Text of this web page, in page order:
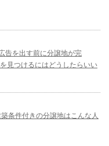
告を出す前に分譲地が完
見つけるにはどうしたらいい
条件付きの分譲地はこんな人